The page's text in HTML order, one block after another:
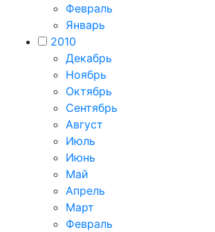
Февраль
Январь
2010
Декабрь
Ноябрь
Октябрь
Сентябрь
Август
Июль
Июнь
Май
Апрель
Март
Февраль